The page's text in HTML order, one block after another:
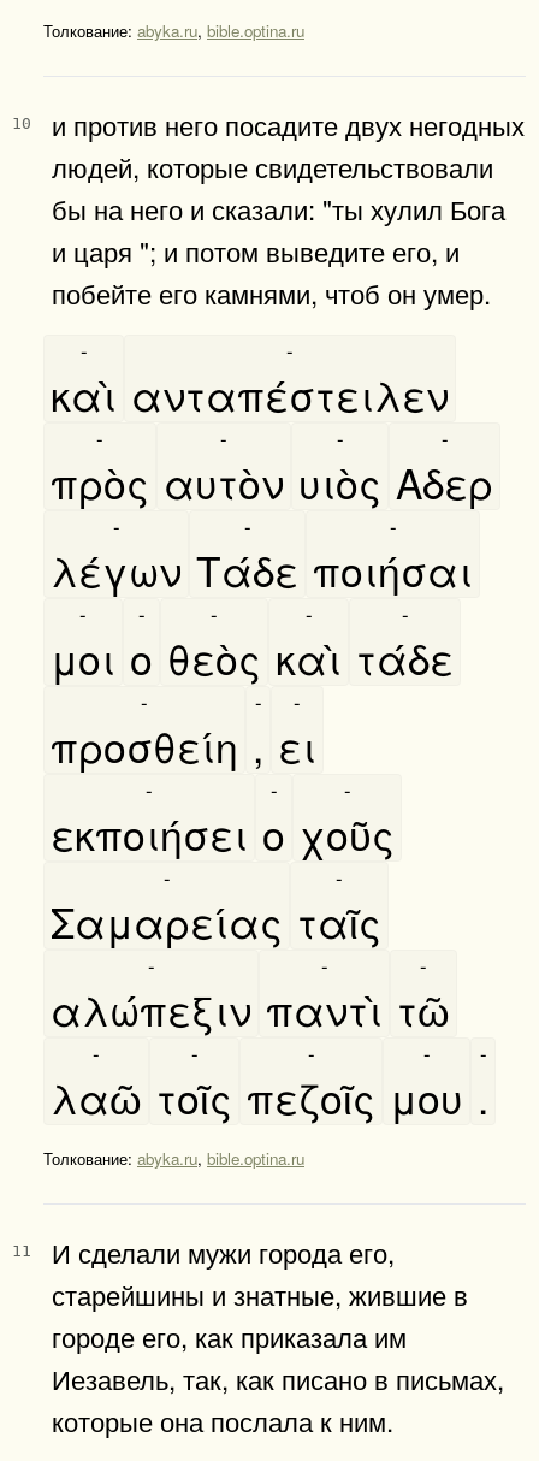
Толкование: abyka.ru, bible.optina.ru
10
и против него посадите двух негодных
людей, которые свидетельствовали
бы на него и сказали: "ты хулил Бога
и царя "; и потом выведите его, и
побейте его камнями, чтоб он умер.
καὶ
-
ανταπέστειλεν
-
πρὸς
-
αυτὸν
-
υιὸς
-
Αδερ
-
λέγων
-
Τάδε
-
ποιήσαι
-
μοι
-
ο
-
θεὸς
-
καὶ
-
τάδε
-
προσθείη
-
,
-
ει
-
εκποιήσει
-
ο
-
χοῦς
-
Σαμαρείας
-
ταῖς
-
αλώπεξιν
-
παντὶ
-
τῶ
-
λαῶ
-
τοῖς
-
πεζοῖς
-
μου
-
.
-
Толкование: abyka.ru, bible.optina.ru
11
И сделали мужи города его,
старейшины и знатные, жившие в
городе его, как приказала им
Иезавель, так, как писано в письмах,
которые она послала к ним.